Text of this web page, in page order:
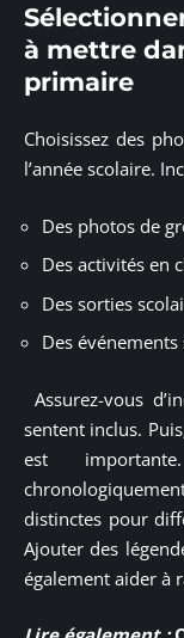
à mettre
primaire
Choisissez des
l’année scolaire.
Des photos de
Des activités en
Des sorties
Des événements
Assurez-vous
sentent inclus.
est
distinctes pour
Ajouter des
également aider à